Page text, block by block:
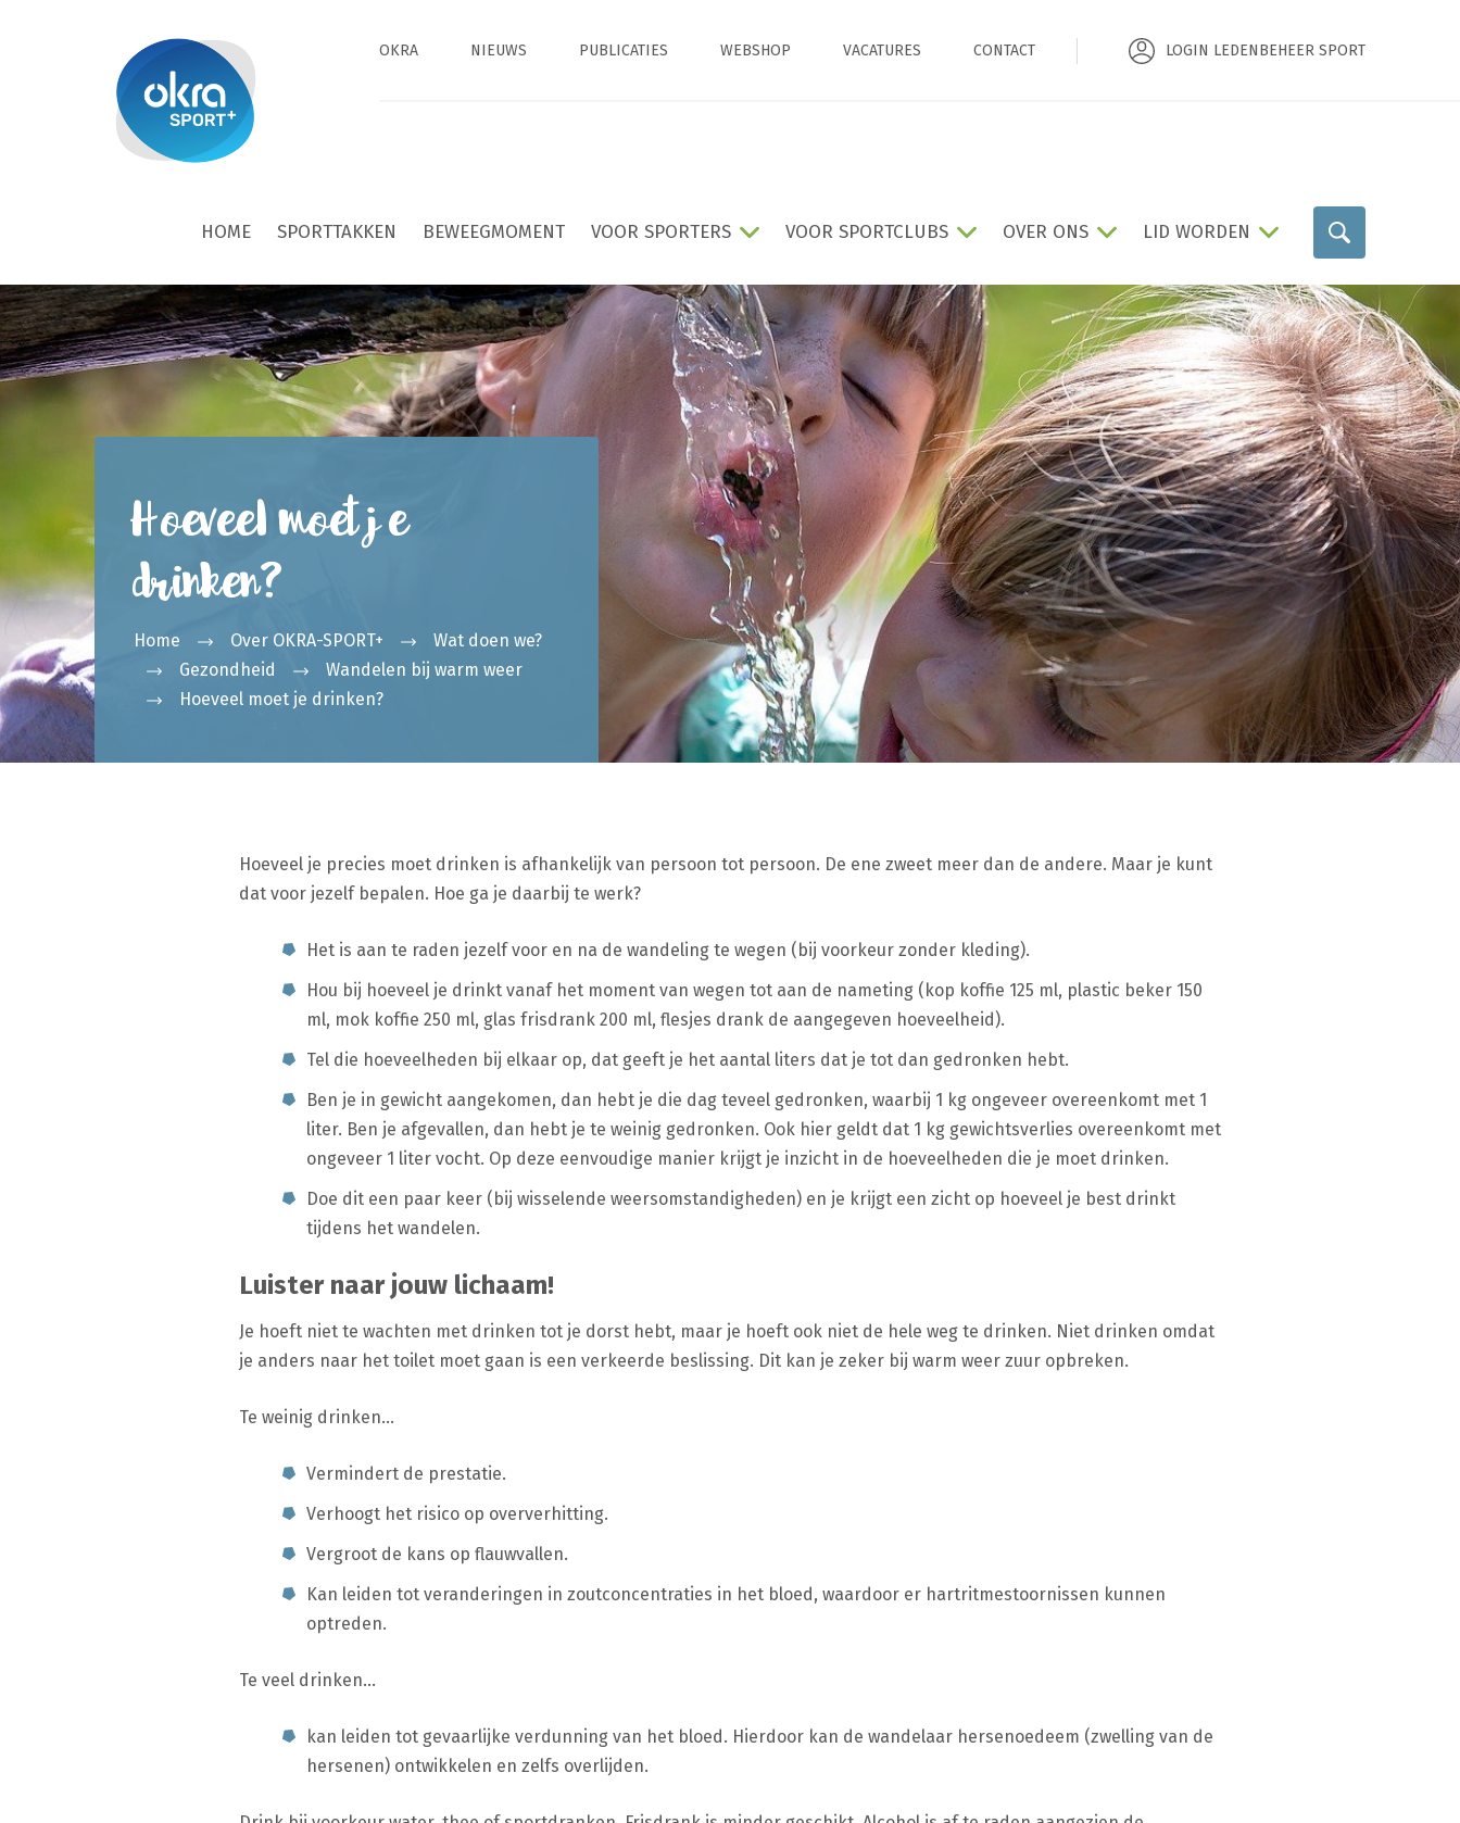
OKRA NIEUWS PUBLICATIES WEBSHOP VACATURES CONTACT LOGIN LEDENBEHEER SPORT
HOME SPORTTAKKEN BEWEEGMOMENT VOOR SPORTERS VOOR SPORTCLUBS OVER ONS LID WORDEN
Hoeveel moet je
drinken?
Home Over OKRA-SPORT+
Wat doen we?
Gezondheid
Wandelen bij warm weer
Hoeveel moet je drinken?
Hoeveel je precies moet drinken is afhankelijk van persoon tot persoon. De ene zweet meer dan de andere. Maar je kunt
dat voor jezelf bepalen. Hoe ga je daarbij te werk?
Het is aan te raden jezelf voor en na de wandeling te wegen (bij voorkeur zonder kleding).
Hou bij hoeveel je drinkt vanaf het moment van wegen tot aan de nameting (kop koffie 125 ml, plastic beker 150
ml, mok koffie 250 ml, glas frisdrank 200 ml, flesjes drank de aangegeven hoeveelheid).
Tel die hoeveelheden bij elkaar op, dat geeft je het aantal liters dat je tot dan gedronken hebt.
Ben je in gewicht aangekomen, dan hebt je die dag teveel gedronken, waarbij 1 kg ongeveer overeenkomt met 1
liter. Ben je afgevallen, dan hebt je te weinig gedronken. Ook hier geldt dat 1 kg gewichtsverlies overeenkomt met
ongeveer 1 liter vocht. Op deze eenvoudige manier krijgt je inzicht in de hoeveelheden die je moet drinken.
Doe dit een paar keer (bij wisselende weersomstandigheden) en je krijgt een zicht op hoeveel je best drinkt
tijdens het wandelen.
Luister naar jouw lichaam!
Je hoeft niet te wachten met drinken tot je dorst hebt, maar je hoeft ook niet de hele weg te drinken. Niet drinken omdat
je anders naar het toilet moet gaan is een verkeerde beslissing. Dit kan je zeker bij warm weer zuur opbreken.
Te weinig drinken…
Vermindert de prestatie.
Verhoogt het risico op oververhitting.
Vergroot de kans op flauwvallen.
Kan leiden tot veranderingen in zoutconcentraties in het bloed, waardoor er hartritmestoornissen kunnen
optreden.
Te veel drinken…
kan leiden tot gevaarlijke verdunning van het bloed. Hierdoor kan de wandelaar hersenoedeem (zwelling van de
hersenen) ontwikkelen en zelfs overlijden.